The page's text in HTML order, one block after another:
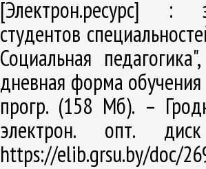
[Электрон.ресурс] :
студентов
Социальная
дневная форма
прогр. (158 Мб). –
электрон. опт.
https://elib.grsu.by/doc/